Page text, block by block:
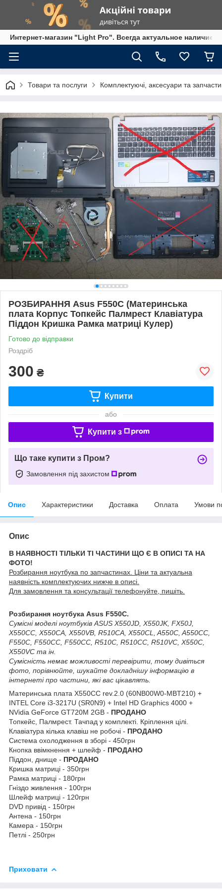
Интернет-магазин "Light Pro". Всегда актуальное
Товари та послуги Комплектуючі, аксесуари та
РОЗБИРАННЯ Asus F550C (Материнська
плата Корпус Топкейс Палмрест Клавіатура
Піддон Кришка Рамка матриці Кулер)
Готово до відправки
Роздріб
300 ₴
Купити
або
Купити з
Що таке купити з Пром?
Замовлення під захистом
Опис Характеристики Доставка Оплата Умови
Опис
В НАЯВНОСТІ ТІЛЬКИ ТІ ЧАСТИНИ ЩО Є В ОПИСІ ТА НА
ФОТО!
Розбирання ноутбука по запчастинах. Ціни та актуальна
наявність комплектуючих нижче в описі.
Для замовлення та консультації телефонуйте, пишіть.
Розбирання ноутбука Asus F550C.
Сумісні моделі ноутбуків ASUS X550JD, X550JK, FX50J,
X550CC, X550CA, X550VB, R510CA, X550CL, A550C, A550CC,
F550C, F550CC, F550CC, R510C, R510CC, R510VC, X550C,
X550VC та ін.
Сумісність немає можливості перевірити, тому дивіться
фото, порівнюйте, шукайте докладнішу інформацію в
інтернеті про частини, які вас цікавлять.
Материнська плата X550CC rev.2.0 (60NB00W0-MBT210) +
INTEL Core i3-3217U (SR0N9) + Intel HD Graphics 4000 +
NVidia GeForce GT720M 2GB - ПРОДАНО
Топкейс, Палмрест. Тачпад у комплекті. Кріплення цілі.
Клавіатура кілька клавіш не робочі - ПРОДАНО
Система охолодження в зборі - 450грн
Кнопка ввімкнення + шлейф - ПРОДАНО
Піддон, днище - ПРОДАНО
Кришка матриці - 350грн
Рамка матриці - 180грн
Гніздо живлення - 100грн
Шлейф матриці - 120грн
DVD привід - 150грн
Антена - 150грн
Камера - 150грн
Петлі - 250грн
Приховати